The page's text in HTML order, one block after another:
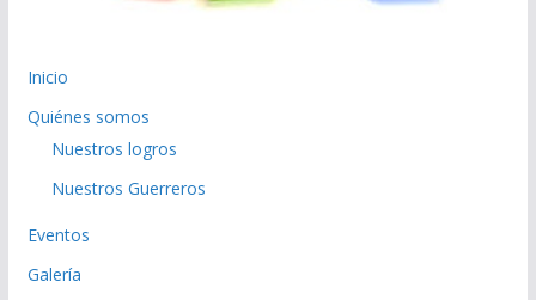
Inicio
Quiénes somos
Nuestros logros
Nuestros Guerreros
Eventos
Galería